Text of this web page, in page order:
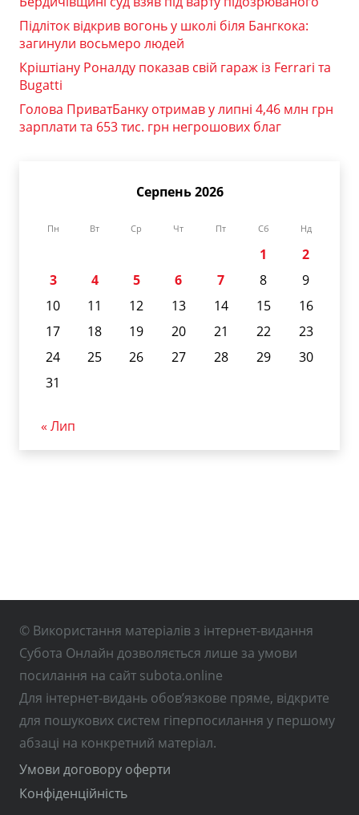
Підліток відкрив вогонь у школі біля Бангкока:
загинули восьмеро людей
Кріштіану Роналду показав свій гараж із Ferrari та
Bugatti
Голова ПриватБанку отримав у липні 4,46 млн грн
зарплати та 653 тис. грн негрошових благ
Серпень 2026
Пн Вт Ср Чт Пт Сб Нд
1
2
3
4 5 6 7 8
9
10
11 12 13 14 15
16
17
18 19 20 21 22
23
24
25 26 27 28 29
30
31
« Лип
© Використання матеріалів з інтернет-видання
Субота Онлайн дозволяється лише за умови
посилання на сайт subota.online
Для інтернет-видань обов’язкове пряме, відкрите
для пошукових систем гіперпосилання у першому
абзаці на конкретний матеріал.
Умови договору оферти
Конфіденційність